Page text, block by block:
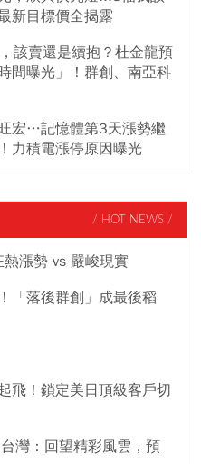
新目標價全揭露
該賣還是續抱？杜金龍預
間曝光」！群創、南亞科
宏…記憶體第3天漲勢繼
力積電漲停原因曝光
/ HOT NEWS /
漲勢 vs 嚴峻現實
「落後群創」成最後稻
飛！鎖定美日頂級客戶切
灣：回望精彩風雲，預